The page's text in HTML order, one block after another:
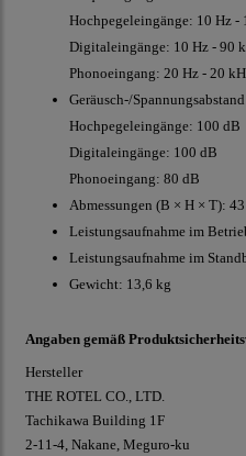
Hochpegeleingänge: 10 Hz -
Digitaleingänge: 10 Hz - 90
Phonoeingang: 20 Hz - 20
Geräusch-/
Hochpegeleingänge: 100 dB
Digitaleingänge: 100 dB
Phonoeingang: 80 dB
Abmessungen (B × H × T):
Leistungsaufnahme im
Leistungsaufnahme im
Gewicht: 13,6 kg
Angaben gemäß
Hersteller
THE ROTEL CO., LTD.
Tachikawa Building 1F
2-11-4, Nakane, Meguro-ku